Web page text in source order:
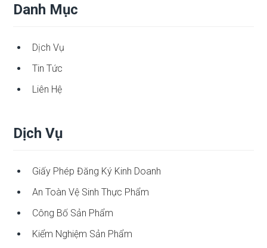
Danh Mục
Dịch Vụ
Tin Tức
Liên Hệ
Dịch Vụ
Giấy Phép Đăng Ký Kinh Doanh
An Toàn Vệ Sinh Thực Phẩm
Công Bố Sản Phẩm
Kiểm Nghiệm Sản Phẩm